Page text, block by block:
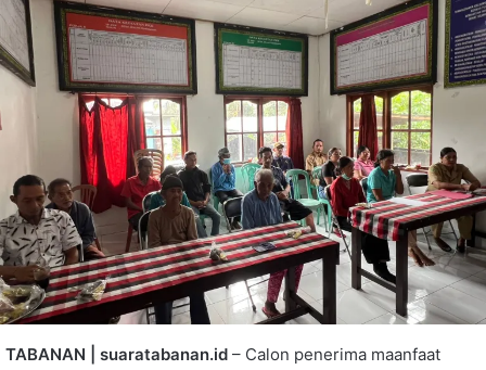
TABANAN | suaratabanan.id – Calon penerima maanfaat